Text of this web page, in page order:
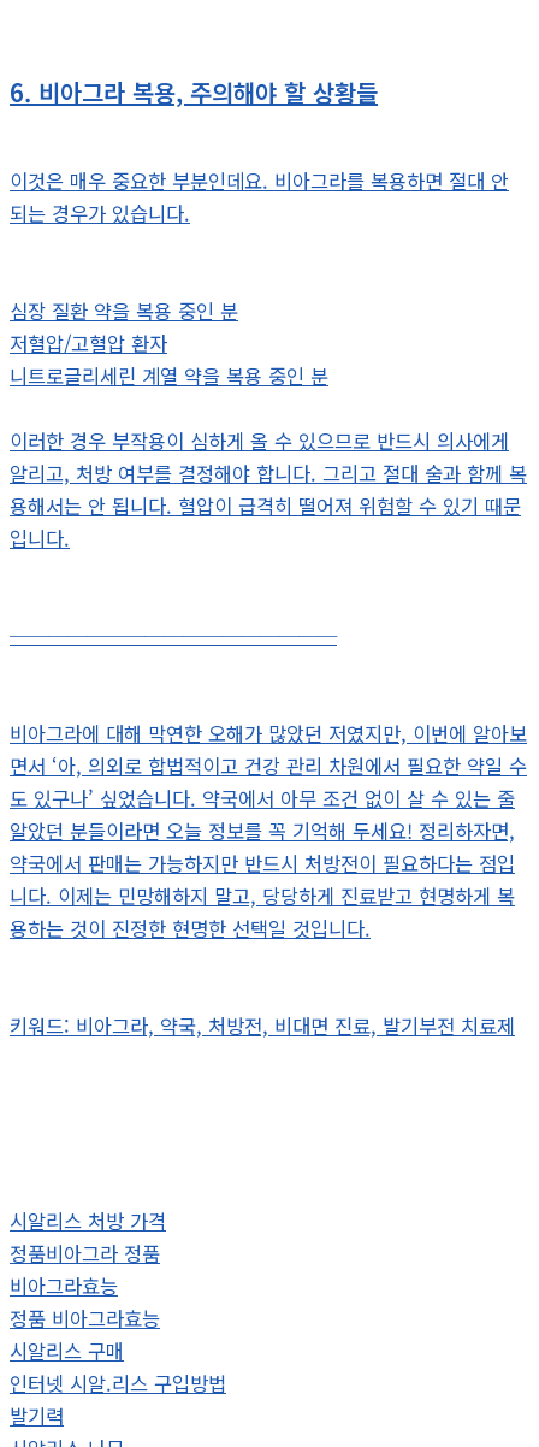
6. 비아그라 복용, 주의해야 할 상황들
이것은 매우 중요한 부분인데요. 비아그라를 복용하면 절대 안
되는 경우가 있습니다.
심장 질환 약을 복용 중인 분
저혈압/고혈압 환자
니트로글리세린 계열 약을 복용 중인 분
이러한 경우 부작용이 심하게 올 수 있으므로 반드시 의사에게
알리고, 처방 여부를 결정해야 합니다. 그리고 절대 술과 함께 복
용해서는 안 됩니다. 혈압이 급격히 떨어져 위험할 수 있기 때문
입니다.
─────────────────
비아그라에 대해 막연한 오해가 많았던 저였지만, 이번에 알아보
면서 ‘아, 의외로 합법적이고 건강 관리 차원에서 필요한 약일 수
도 있구나’ 싶었습니다. 약국에서 아무 조건 없이 살 수 있는 줄
알았던 분들이라면 오늘 정보를 꼭 기억해 두세요! 정리하자면,
약국에서 판매는 가능하지만 반드시 처방전이 필요하다는 점입
니다. 이제는 민망해하지 말고, 당당하게 진료받고 현명하게 복
용하는 것이 진정한 현명한 선택일 것입니다.
키워드: 비아그라, 약국, 처방전, 비대면 진료, 발기부전 치료제
시알리스 처방 가격
정품비아그라 정품
비아그라효능
정품 비아그라효능
시알리스 구매
인터넷 시알.리스 구입방법
발기력